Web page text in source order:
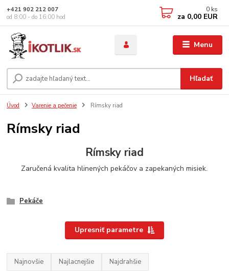
Menu
Hľadať
+421 902 212 007
od 8:00 - do 16:00 hod
0 ks
za 0,00 EUR
Úvod Varenie a pečenie Rímsky riad
Rímsky riad
Rímsky riad
Zaručená kvalita hlinených pekáčov a zapekaných misiek.
Pekáče
Upresniť parametre
Najnovšie Najlacnejšie Najdrahšie